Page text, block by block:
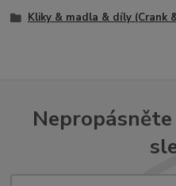
Kliky & madla & díly (Crank